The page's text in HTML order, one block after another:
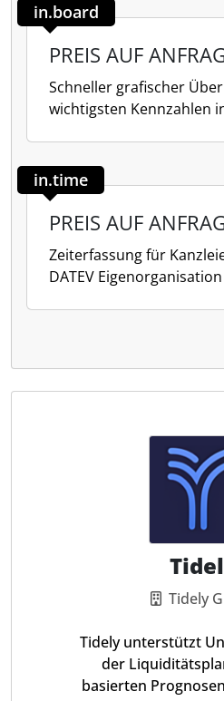
in.board
PREIS AUF
Schneller grafischer
wichtigsten Kennzahlen
in.time
PREIS AUF
Zeiterfassung für
DATEV
Tidely
Tidely unterstützt
der
basierten